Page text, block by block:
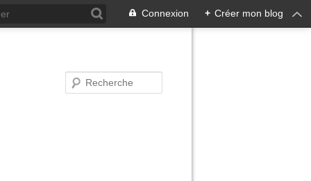
Connexion + Créer mon blog